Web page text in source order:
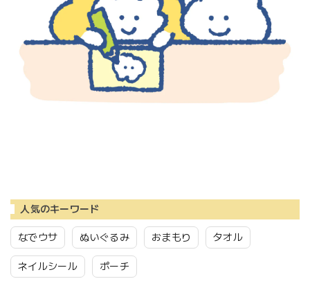
人気のキーワード
なでウサ ぬいぐるみ おまもり タオル
ネイルシール ポーチ